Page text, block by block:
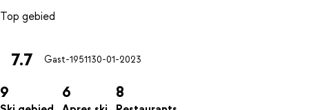
7.7 Gast-1951130-01-2023
9 6 8